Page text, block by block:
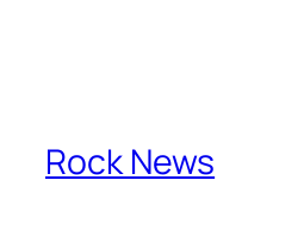
Rock News